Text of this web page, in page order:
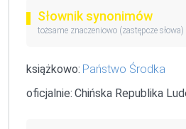
Słownik synonimów
tożsame znaczeniowo (zastępcze słowa)
książkowo: Państwo Środka
oficjalnie: Chińska Republika